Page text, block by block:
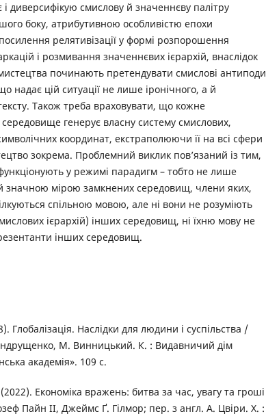
і диверсифікую смислову й значеннєву палітру
боку, атрибутивною особливістю епохи
релятивізації у формі розпорошення
і розмивання значеннєвих ієрархій, внаслідок
починають претендувати смислові антиподи
надає цій ситуації не лише іронічного, а й
Також треба враховувати, що кожне
середовище генерує власну систему смислових,
координат, екстраполюючи її на всі сфери
зокрема. Проблемний виклик пов’язаний із тим,
у режимі парадигм – тобто не лише
значною мірою замкнених середовищ, члени яких,
спільною мовою, але ні вони не розуміють
ієрархій) інших середовищ, ні їхню мову не
інших середовищ.
Глобалізація. Наслідки для людини і суспільства /
М. Винницький. К. : Видавничий дім
академія». 109 с.
Економіка вражень: битва за час, увагу та гроші
Пайн ІІ, Джеймс Ґ. Гілмор; пер. з англ. А. Цвіри. Х. :